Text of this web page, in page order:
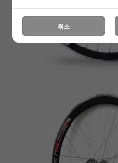
취소